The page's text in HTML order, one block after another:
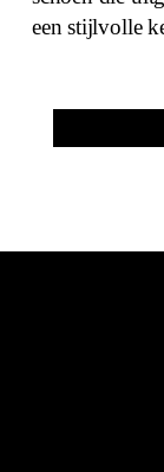
een stijlvolle